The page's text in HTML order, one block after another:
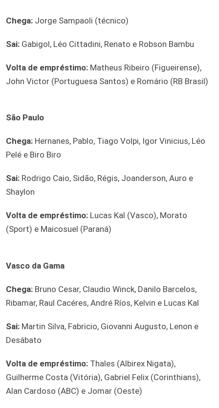
Chega: Jorge Sampaoli (técnico)
Sai: Gabigol, Léo Cittadini, Renato e Robson Bambu
Volta de empréstimo: Matheus Ribeiro (Figueirense),
John Victor (Portuguesa Santos) e Romário (RB Brasil)
São Paulo
Chega: Hernanes, Pablo, Tiago Volpi, Igor Vinicius, Léo
Pelé e Biro Biro
Sai: Rodrigo Caio, Sidão, Régis, Joanderson, Auro e
Shaylon
Volta de empréstimo: Lucas Kal (Vasco), Morato
(Sport) e Maicosuel (Paraná)
Vasco da Gama
Chega: Bruno Cesar, Claudio Winck, Danilo Barcelos,
Ribamar, Raul Cacéres, André Ríos, Kelvin e Lucas Kal
Sai: Martin Silva, Fabricio, Giovanni Augusto, Lenon e
Desábato
Volta de empréstimo: Thales (Albirex Nigata),
Guilherme Costa (Vitória), Gabriel Felix (Corinthians),
Alan Cardoso (ABC) e Jomar (Oeste)